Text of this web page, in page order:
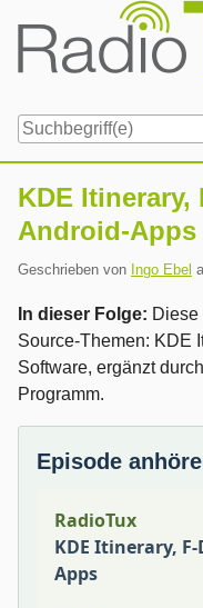
content
KDE
Android-Apps
Geschrieben von Ingo Ebel
In dieser Folge:
Source-Themen: KDE
Software, ergänzt
Programm.
Episode